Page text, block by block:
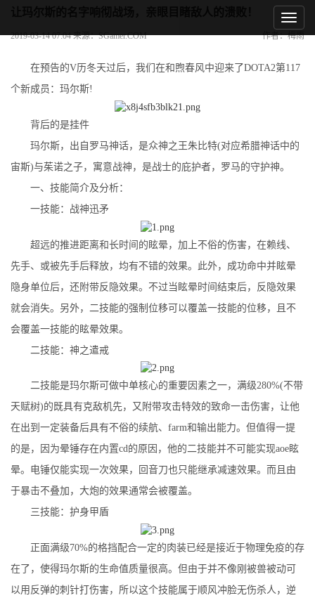
2019-03-14 07:04 来源：SGamer.COM 作者：梅雨
在预告的V历冬天过后，我们在和煦春风中迎来了DOTA2第117
个新成员：玛尔斯!
背后的是挂件
玛尔斯，出自罗马神话，是众神之王朱比特(对应希腊神话中的
宙斯)与茱诺之子，寓意战神，是战士的庇护者，罗马的守护神。
一、技能简介及分析：
一技能：战神迅矛
超远的推进距离和长时间的眩晕，加上不俗的伤害，在赖线、
先手、或被先手后释放，均有不错的效果。此外，成功命中并眩晕
隐身单位后，还附带反隐效果。不过当眩晕时间结束后，反隐效果
就会消失。另外，二技能的强制位移可以覆盖一技能的位移，且不
会覆盖一技能的眩晕效果。
二技能：神之遣戒
二技能是玛尔斯可做中单核心的重要因素之一，满级280%(不带
天赋树)的既具有克敌机先，又附带攻击特效的致命一击伤害，让他
在出到一定装备后具有不俗的续航、farm和输出能力。但值得一提
的是，因为晕锤存在内置cd的原因，他的二技能并不可能实现aoe眩
晕。电锤仅能实现一次效果，回音刀也只能继承减速效果。而且由
于暴击不叠加，大炮的效果通常会被覆盖。
三技能：护身甲盾
正面满级70%的格挡配合一定的肉装已经是接近于物理免疫的存
在了，使得玛尔斯的生命值质量很高。但由于并不像刚被兽被动可
以用反弹的刺针打伤害，所以这个技能属于顺风冲脸无伤杀人，逆